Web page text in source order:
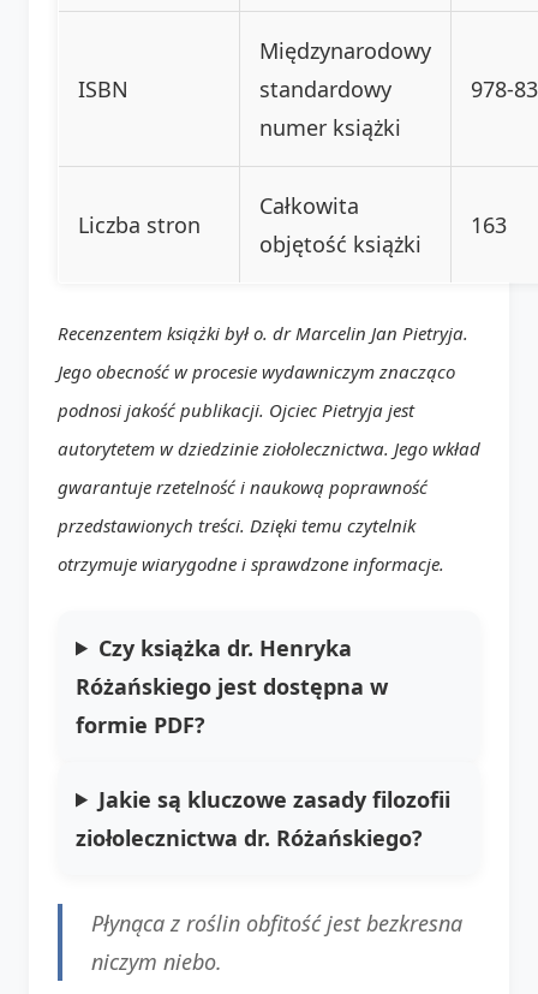
ISBN
Międzynarodowy
standardowy
numer książki
978-
Liczba stron
Całkowita
objętość książki
163
Recenzentem książki był o. dr Marcelin Jan Pietryja.
Jego obecność w procesie wydawniczym znacząco
podnosi jakość publikacji. Ojciec Pietryja jest
autorytetem w dziedzinie ziołolecznictwa. Jego wkład
gwarantuje rzetelność i naukową poprawność
przedstawionych treści. Dzięki temu czytelnik
otrzymuje wiarygodne i sprawdzone informacje.
Czy książka dr. Henryka
Różańskiego jest dostępna w
formie PDF?
Jakie są kluczowe zasady filozofii
ziołolecznictwa dr. Różańskiego?
Płynąca z roślin obfitość jest bezkresna
niczym niebo.